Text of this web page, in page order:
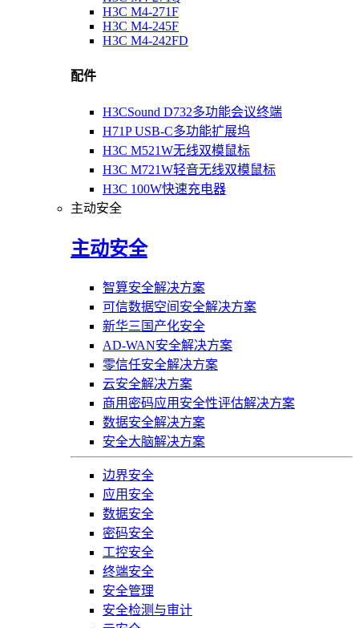
H3C M4-271F
H3C M4-245F
H3C M4-242FD
配件
H3CSound D732多功能会议终端
H71P USB-C多功能扩展坞
H3C M521W无线双模鼠标
H3C M721W轻音无线双模鼠标
H3C 100W快速充电器
主动安全
主动安全
智算安全解决方案
可信数据空间安全解决方案
新华三国产化安全
AD-WAN安全解决方案
零信任安全解决方案
云安全解决方案
商用密码应用安全性评估解决方案
数据安全解决方案
安全大脑解决方案
边界安全
应用安全
数据安全
密码安全
工控安全
终端安全
安全管理
安全检测与审计